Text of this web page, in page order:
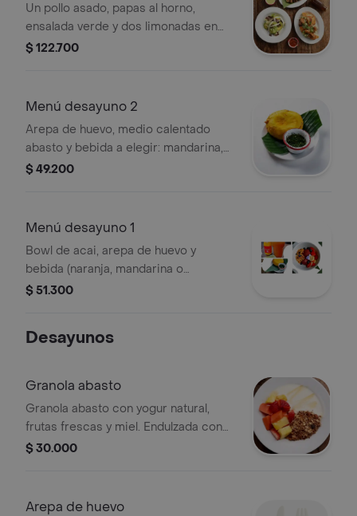
Un pollo asado, papas al horno,
ensalada verde y dos limonadas en
panela.
$ 122.700
Menú desayuno 2
Arepa de huevo, medio calentado
abasto y bebida a elegir: mandarina,
granadilla, naranja o corozo.
$ 49.200
Menú desayuno 1
Bowl de acai, arepa de huevo y
bebida (naranja, mandarina o
granadilla)
$ 51.300
Desayunos
Granola abasto
Granola abasto con yogur natural,
frutas frescas y miel. Endulzada con
panela orgánica.
$ 30.000
Arepa de huevo